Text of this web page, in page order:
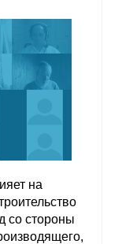
на
со стороны